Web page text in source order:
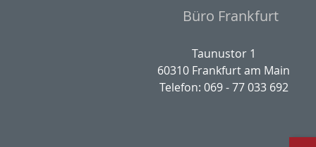
Büro Frankfurt
Taunustor 1
60310 Frankfurt am Main
Telefon: 069 - 77 033 692